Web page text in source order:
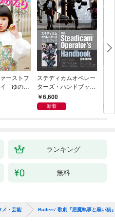
ーストフ
イ ゆのも
ステディカムオペレー
ターズ・ハンドブック
日本語版 電子版 第２
版
6,600
新着
集
ウ
【
ランキング
無料
メ・芸能 Butlers’ 歌劇『悪魔執事と黒い猫